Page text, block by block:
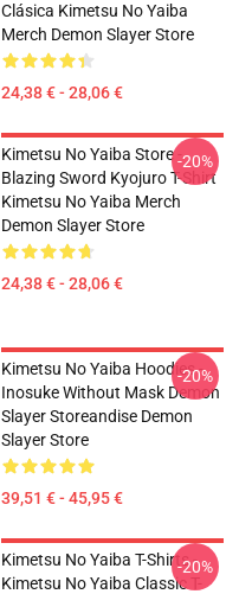
Clásica Kimetsu No Yaiba
Merch Demon Slayer Store
24,38 € - 28,06 €
Kimetsu No Yaiba Store -
Blazing Sword Kyojuro T-Shirt
Kimetsu No Yaiba Merch
Demon Slayer Store
24,38 € - 28,06 €
-20%
Kimetsu No Yaiba Hoodies -
Inosuke Without Mask Demon
Slayer Storeandise Demon
Slayer Store
39,51 € - 45,95 €
-20%
Kimetsu No Yaiba T-Shirts -
Kimetsu No Yaiba Classic T-
-20%